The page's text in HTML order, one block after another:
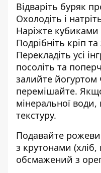
Відваріть буряк
Охолодіть і
Наріжте кубиками
Подрібніть кріп
Перекладіть усі
посоліть та
залийте йогуртом
перемішайте.
мінеральної
текстуру.
Подавайте
з крутонами
обсмажений з